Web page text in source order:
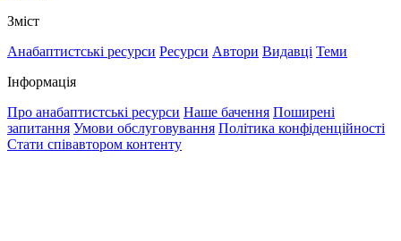
Зміст
Анабаптистські ресурси Ресурси Автори Видавці Теми
Інформація
Про анабаптистські ресурси Наше бачення Поширені
запитання Умови обслуговування Політика конфіденційності
Стати співавтором контенту